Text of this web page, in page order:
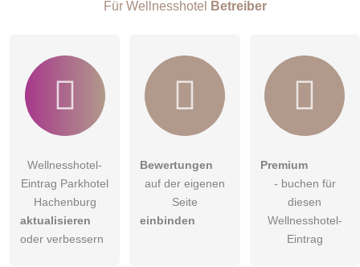
Für Wellnesshotel Betreiber
Wellnesshotel-
Eintrag Parkhotel
Hachenburg
aktualisieren
oder verbessern
Bewertungen
auf der eigenen
Seite
einbinden
Premium
- buchen für
diesen
Wellnesshotel-
Eintrag